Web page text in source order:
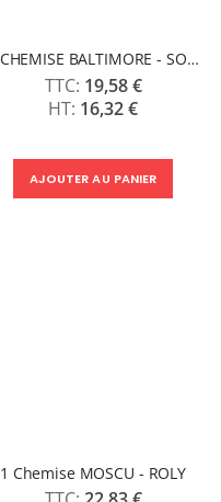
1 CHEMISE BALTIMORE - SOLS
19,58 €
16,32 €
AJOUTER AU PANIER
1 Chemise MOSCU - ROLY